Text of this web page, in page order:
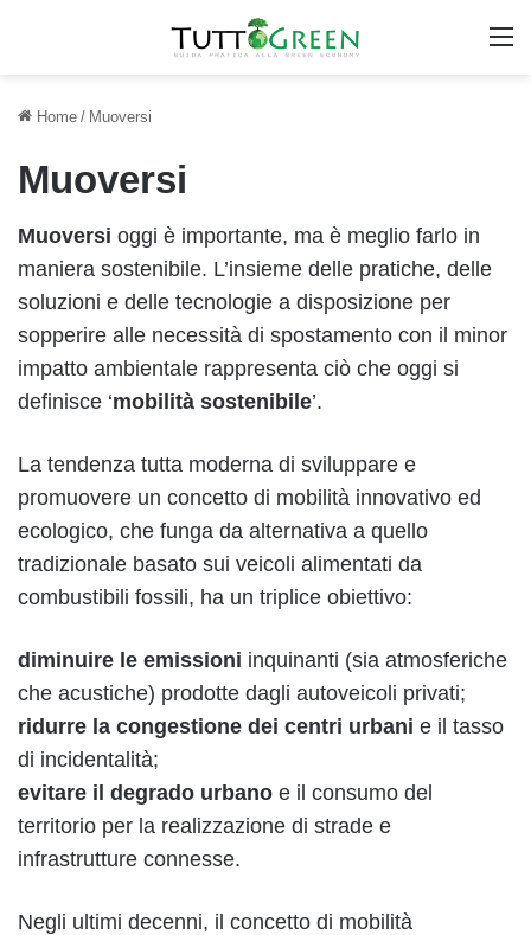
Home / Muoversi
Muoversi
Muoversi oggi è importante, ma è meglio farlo in
maniera sostenibile. L’insieme delle pratiche, delle
soluzioni e delle tecnologie a disposizione per
sopperire alle necessità di spostamento con il minor
impatto ambientale rappresenta ciò che oggi si
definisce ‘mobilità sostenibile’.
La tendenza tutta moderna di sviluppare e
promuovere un concetto di mobilità innovativo ed
ecologico, che funga da alternativa a quello
tradizionale basato sui veicoli alimentati da
combustibili fossili, ha un triplice obiettivo:
diminuire le emissioni inquinanti (sia atmosferiche
che acustiche) prodotte dagli autoveicoli privati;
ridurre la congestione dei centri urbani e il tasso
di incidentalità;
evitare il degrado urbano e il consumo del
territorio per la realizzazione di strade e
infrastrutture connesse.
Negli ultimi decenni, il concetto di mobilità